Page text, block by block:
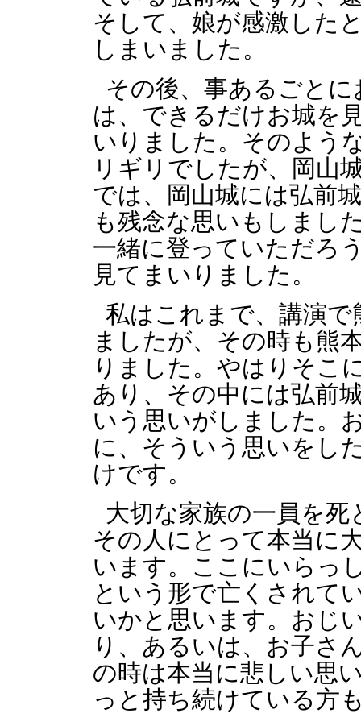
そして、娘が感激した
しまいました。
その後、事あるごと
は、できるだけお城を
いりました。そのよう
リギリでしたが、岡山
では、岡山城には弘前
も残念な思いもしまし
一緒に登っていただろ
見てまいりました。
私はこれまで、講演
ましたが、その時も熊
りました。やはりそこ
あり、その中には弘前
いう思いがしました。
に、そういう思いをし
けです。
大切な家族の一員を
その人にとって本当に
います。ここにいらっ
という形で亡くされて
いかと思います。おじ
り、あるいは、お子さ
の時は本当に悲しい思
っと持ち続けている方